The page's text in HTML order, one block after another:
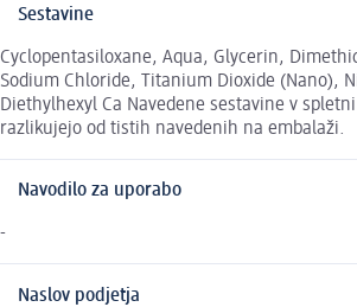
Sestavine
Cyclopentasiloxane, Aqua, Glycerin,
Sodium Chloride, Titanium Dioxide (Nano),
Diethylhexyl Ca Navedene sestavine v
razlikujejo od tistih navedenih na embalaži.
Navodilo za uporabo
-
Naslov podjetja